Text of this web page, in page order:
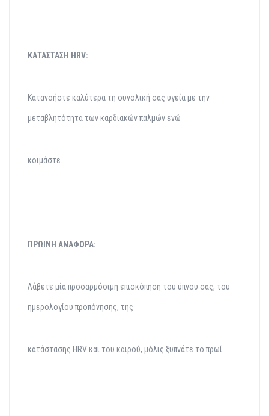
ΚΑΤΑΣΤΑΣΗ HRV:
Κατανοήστε καλύτερα τη συνολική σας υγεία με την
μεταβλητότητα των καρδιακών παλμών ενώ
κοιμάστε.
ΠΡΩΙΝΗ ΑΝΑΦΟΡΑ:
Λάβετε μία προσαρμόσιμη επισκόπηση του ύπνου σας, του
ημερολογίου προπόνησης, της
κατάστασης HRV και του καιρού, μόλις ξυπνάτε το πρωί.